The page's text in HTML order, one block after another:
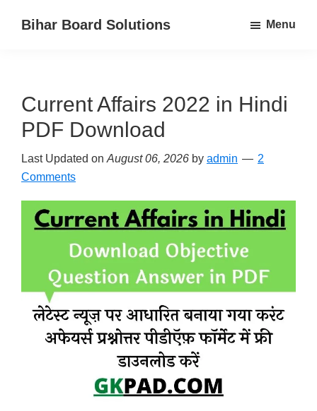
Bihar Board Solutions
Solutions
for
12th,
11th,
10th,
9th,
and
6th
Menu
Current Affairs 2022 in Hindi
PDF Download
Last Updated on August 06, 2026 by admin
2
Comments